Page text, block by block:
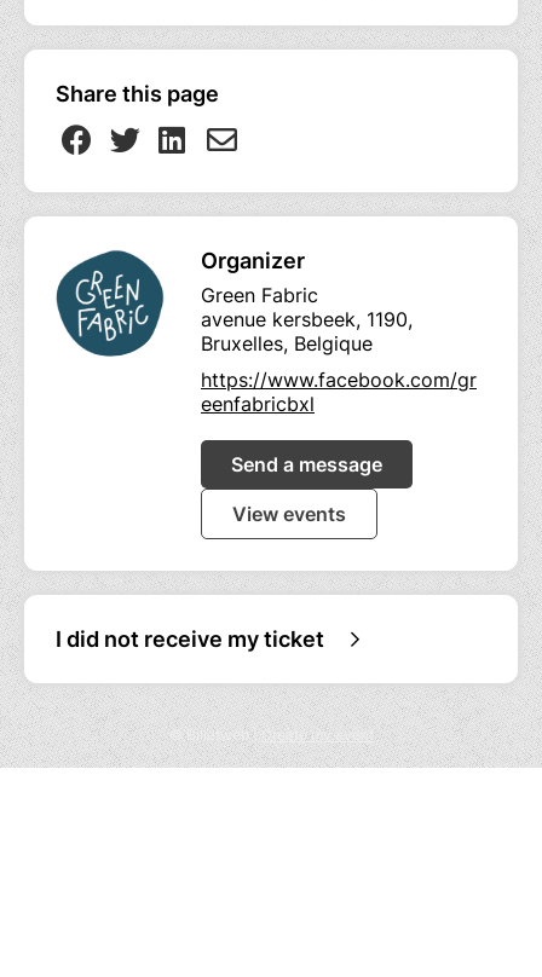
Share this page
Organizer
Green Fabric
avenue kersbeek, 1190,
Bruxelles, Belgique
https://www.facebook.com/gr
eenfabricbxl
Send a message
View events
I did not receive my ticket
© Billetweb |Create my event